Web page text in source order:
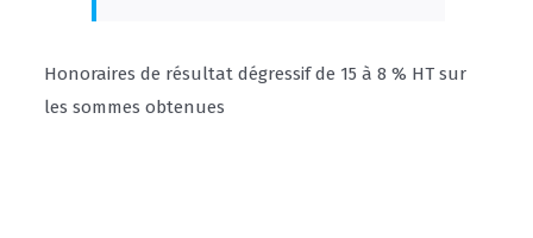
Honoraires de résultat dégressif de 15 à 8 % HT sur
les sommes obtenues